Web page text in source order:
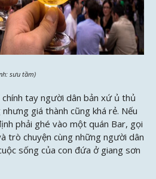
sưu tầm)
tay người dân bản xứ ủ thủ
giá thành cũng khá rẻ. Nếu
phải ghé vào một quán Bar, gọi
trò chuyện cùng những người dân
sống của con đứa ở giang sơn